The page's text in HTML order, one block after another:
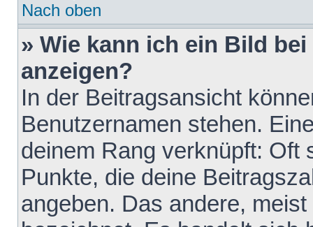
Nach oben
» Wie kann ich ein Bild
anzeigen?
In der Beitragsansicht
Benutzernamen stehen.
deinem Rang verknüpft: Oft
Punkte, die deine
angeben. Das andere,